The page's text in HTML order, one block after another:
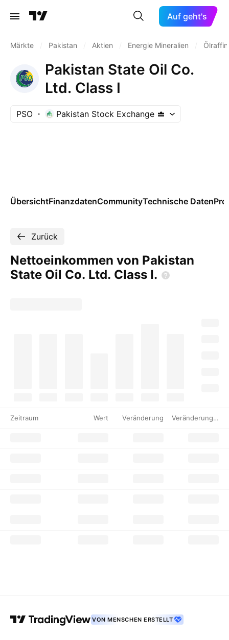
Auf geht's
Märkte Pakistan Aktien Energie Mineralien
Pakistan State Oil Co.
Ltd. Class I
PSO Pakistan Stock Exchange
ÜbersichtFinanzdatenCommunityTechnische Daten
Zurück
Nettoeinkommen von Pakistan
State Oil Co. Ltd. Class I.
Zeitraum Wert Veränderung Veränderung %
VON MENSCHEN ERSTELLT